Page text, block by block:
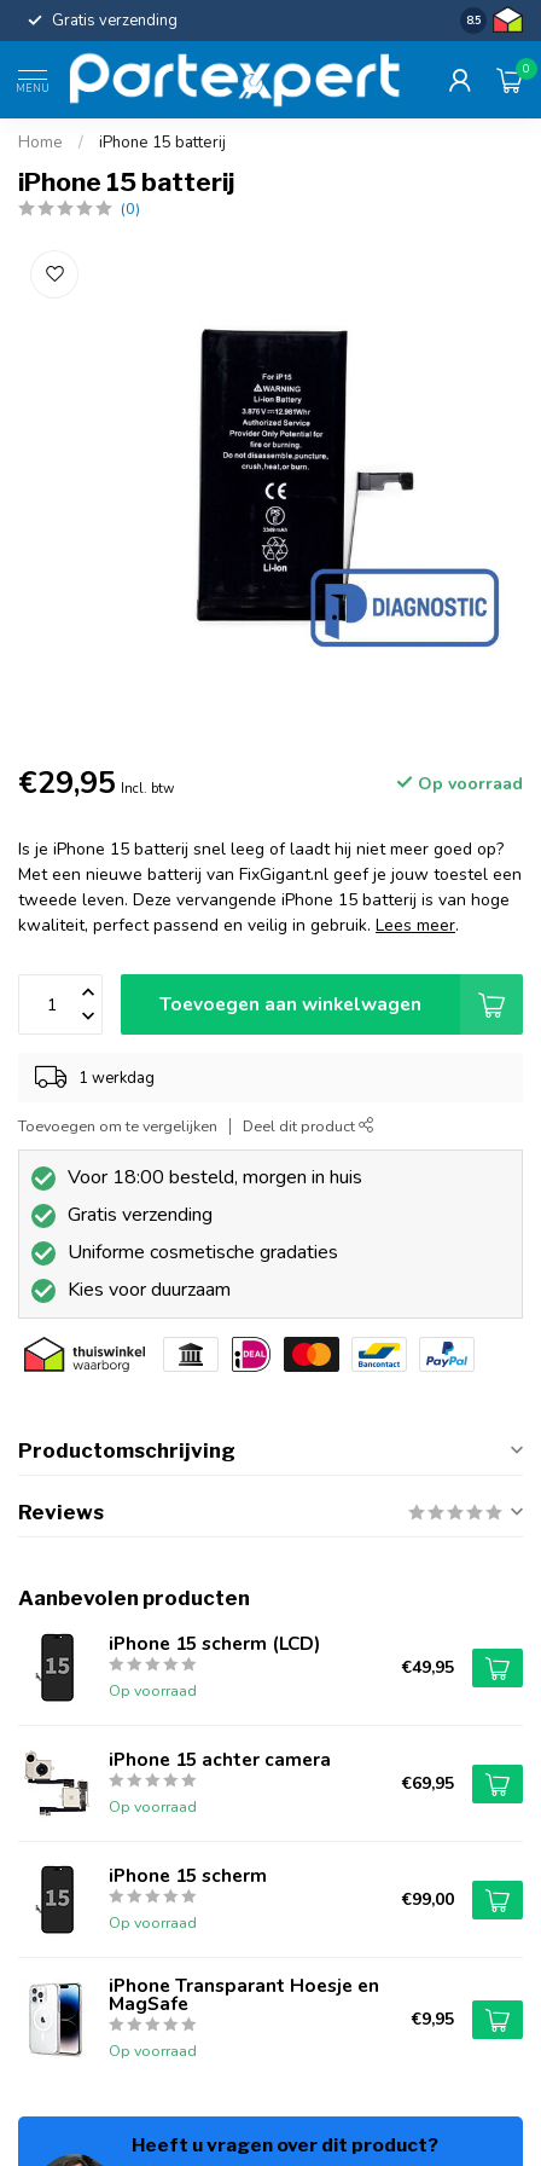
Gratis verzending Uniforme
8.5
MENU
0
Home / iPhone 15 batterij
iPhone 15 batterij
(0)
€29,95 Incl. btw Op voorraad
Is je iPhone 15 batterij snel leeg of laadt hij niet meer goed op?
Met een nieuwe batterij van FixGigant.nl geef je jouw toestel een
tweede leven. Deze vervangende iPhone 15 batterij is van hoge
kwaliteit, perfect passend en veilig in gebruik. Lees meer.
Toevoegen aan winkelwagen
1 werkdag
Toevoegen om te vergelijken Deel dit product
Voor 18:00 besteld, morgen in huis
Gratis verzending
Uniforme cosmetische gradaties
Kies voor duurzaam
Productomschrijving
Reviews
Aanbevolen producten
iPhone 15 scherm (LCD)
Op voorraad
€49,95
iPhone 15 achter camera
Op voorraad
€69,95
iPhone 15 scherm
Op voorraad
€99,00
iPhone Transparant Hoesje en
MagSafe
Op voorraad
€9,95
Heeft u vragen over dit product?